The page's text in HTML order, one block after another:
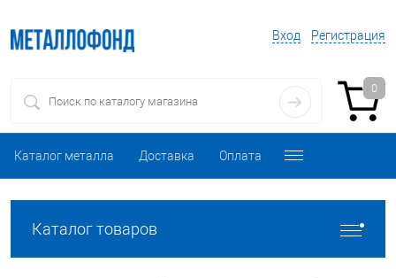
Вход Регистрация
0
Каталог металла Доставка Оплата
Каталог товаров